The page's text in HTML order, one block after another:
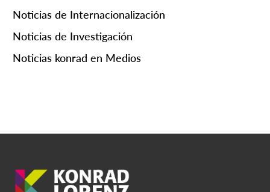
Noticias de Internacionalización
Noticias de Investigación
Noticias konrad en Medios